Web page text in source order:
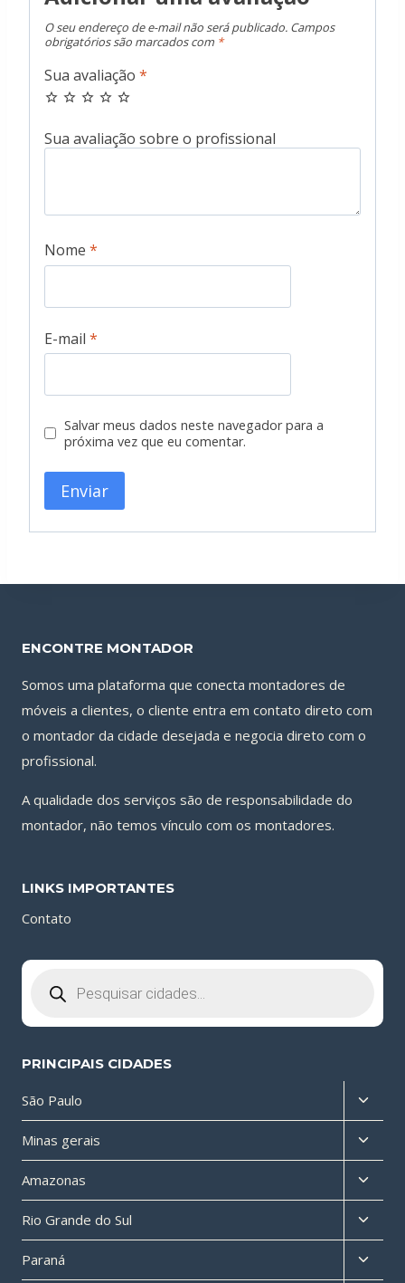
O seu endereço de e-mail não será publicado. Campos
obrigatórios são marcados com *
Sua avaliação *
Nome *
E-mail *
Salvar meus dados neste navegador para a
próxima vez que eu comentar.
ENCONTRE MONTADOR
Somos uma plataforma que conecta montadores de
móveis a clientes, o cliente entra em contato direto com
o montador da cidade desejada e negocia direto com o
profissional.
A qualidade dos serviços são de responsabilidade do
montador, não temos vínculo com os montadores.
LINKS IMPORTANTES
Contato
produtos
PRINCIPAIS CIDADES
São Paulo
menu
filho
Minas gerais
menu
filho
Amazonas
menu
filho
Rio Grande do Sul
menu
filho
Paraná